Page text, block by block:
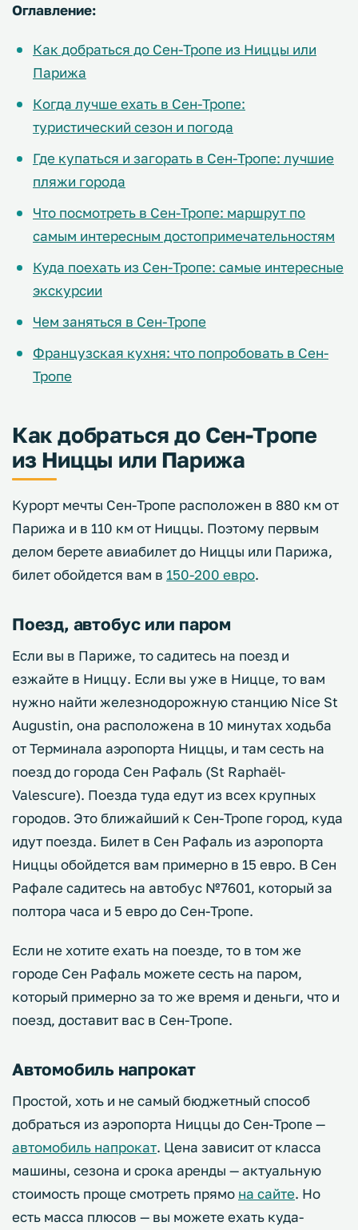
Оглавление:
Как добраться до Сен-Тропе из Ниццы или
Парижа
Когда лучше ехать в Сен-Тропе:
туристический сезон и погода
Где купаться и загорать в Сен-Тропе: лучшие
пляжи города
Что посмотреть в Сен-Тропе: маршрут по
самым интересным достопримечательностям
Куда поехать из Сен-Тропе: самые интересные
экскурсии
Чем заняться в Сен-Тропе
Французская кухня: что попробовать в Сен-
Тропе
Как добраться до Сен-Тропе
из Ниццы или Парижа
Курорт мечты Сен-Тропе расположен в 880 км от
Парижа и в 110 км от Ниццы. Поэтому первым
делом берете авиабилет до Ниццы или Парижа,
билет обойдется вам в 150-200 евро.
Поезд, автобус или паром
Если вы в Париже, то садитесь на поезд и
езжайте в Ниццу. Если вы уже в Ницце, то вам
нужно найти железнодорожную станцию Nice St
Augustin, она расположена в 10 минутах ходьба
от Терминала аэропорта Ниццы, и там сесть на
поезд до города Сен Рафаль (St Raphaël-
Valescure). Поезда туда едут из всех крупных
городов. Это ближайший к Сен-Тропе город, куда
идут поезда. Билет в Сен Рафаль из аэропорта
Ниццы обойдется вам примерно в 15 евро. В Сен
Рафале садитесь на автобус №7601, который за
полтора часа и 5 евро до Сен-Тропе.
Если не хотите ехать на поезде, то в том же
городе Сен Рафаль можете сесть на паром,
который примерно за то же время и деньги, что и
поезд, доставит вас в Сен-Тропе.
Автомобиль напрокат
Простой, хоть и не самый бюджетный способ
добраться из аэропорта Ниццы до Сен-Тропе —
автомобиль напрокат. Цена зависит от класса
машины, сезона и срока аренды — актуальную
стоимость проще смотреть прямо на сайте. Но
есть масса плюсов — вы можете ехать куда-